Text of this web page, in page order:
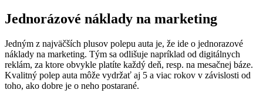
Jednorázové náklady na marketing
Jedným z najväčších plusov polepu auta je, že ide o jednorazové
náklady na marketing. Tým sa odlišuje napríklad od digitálnych
reklám, za ktore obvykle platíte každý deň, resp. na mesačnej báze.
Kvalitný polep auta môže vydržať aj 5 a viac rokov v závislosti od
toho, ako dobre je o neho postarané.